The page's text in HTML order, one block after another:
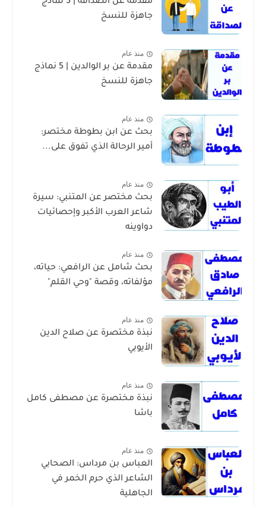
مقدمة عن الصداقة | 5 نماذج
جاهزة للنسخ
منذ عام
مقدمة عن بر الوالدين | 5 نماذج
جاهزة للنسخ
منذ عام
بحث عن ابن بطوطة مختصر:
أمير الرحالة الذي تفوق على...
منذ عام
بحث مختصر عن المتنبي: سيرة
شاعر العرب الأكبر وإحصائيات
دواوينه
منذ عام
بحث شامل عن الرافعي: حياته،
مؤلفاته، وقصة "وحي القلم"
منذ عام
نبذة مختصرة عن صلاح الدين
الأيوبي
منذ عام
نبذة مختصرة عن مصطفى كامل
باشا
منذ عام
العباس بن مرداس: الصحابي
الشاعر الذي حرم الخمر في
الجاهلية